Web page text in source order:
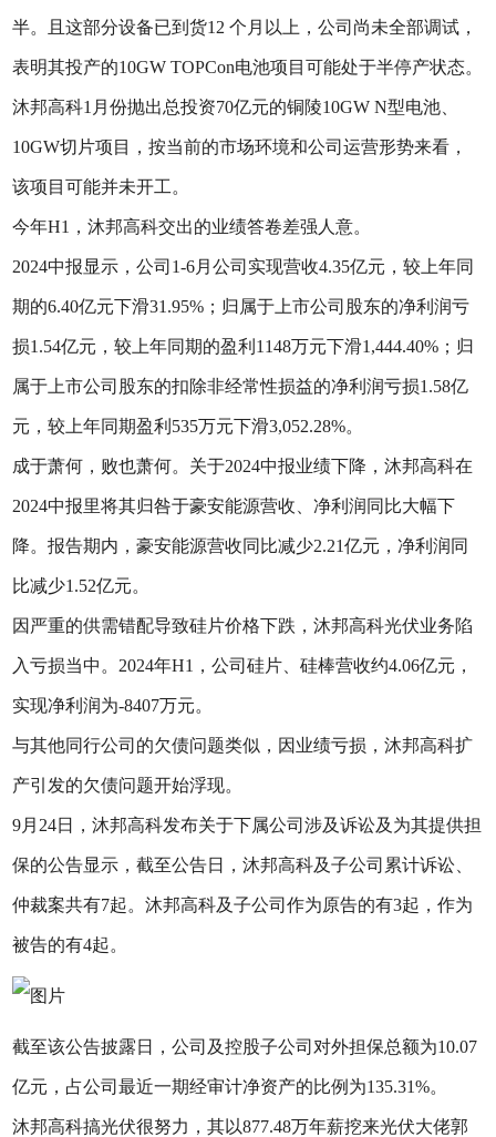
半。且这部分设备已到货12 个月以上，公司尚未全部调试，
表明其投产的10GW TOPCon电池项目可能处于半停产状态。
沐邦高科1月份抛出总投资70亿元的铜陵10GW N型电池、
10GW切片项目，按当前的市场环境和公司运营形势来看，
该项目可能并未开工。
今年H1，沐邦高科交出的业绩答卷差强人意。
2024中报显示，公司1-6月公司实现营收4.35亿元，较上年同
期的6.40亿元下滑31.95%；归属于上市公司股东的净利润亏
损1.54亿元，较上年同期的盈利1148万元下滑1,444.40%；归
属于上市公司股东的扣除非经常性损益的净利润亏损1.58亿
元，较上年同期盈利535万元下滑3,052.28%。
成于萧何，败也萧何。关于2024中报业绩下降，沐邦高科在
2024中报里将其归咎于豪安能源营收、净利润同比大幅下
降。报告期内，豪安能源营收同比减少2.21亿元，净利润同
比减少1.52亿元。
因严重的供需错配导致硅片价格下跌，沐邦高科光伏业务陷
入亏损当中。2024年H1，公司硅片、硅棒营收约4.06亿元，
实现净利润为-8407万元。
与其他同行公司的欠债问题类似，因业绩亏损，沐邦高科扩
产引发的欠债问题开始浮现。
9月24日，沐邦高科发布关于下属公司涉及诉讼及为其提供担
保的公告显示，截至公告日，沐邦高科及子公司累计诉讼、
仲裁案共有7起。沐邦高科及子公司作为原告的有3起，作为
被告的有4起。
截至该公告披露日，公司及控股子公司对外担保总额为10.07
亿元，占公司最近一期经审计净资产的比例为135.31%。
沐邦高科搞光伏很努力，其以877.48万年薪挖来光伏大佬郭